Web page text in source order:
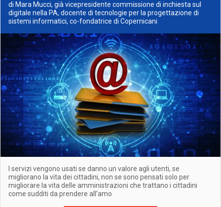
di Mara Mucci, già vicepresidente commissione di inchiesta sul
digitale nella PA, docente di tecnologie per la progettazione di
sistemi informatici, co-fondatrice di Copernicani
I servizi vengono usati se danno un valore agli utenti, se
migliorano la vita dei cittadini, non se sono pensati solo per
migliorare la vita delle amministrazioni che trattano i cittadini
come sudditi da prendere all’amo